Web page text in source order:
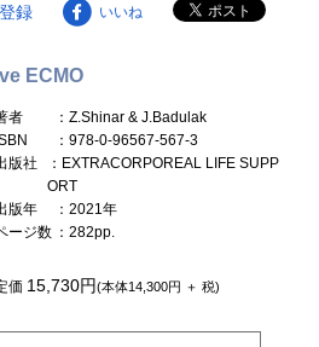
録 いいね
ECMO
者
：Z.Shinar & J.Badulak
：978-0-96567-567-3
版社
：EXTRACORPOREAL LIFE SUPP
ORT
版年
：2021年
ージ数 ：282pp.
価 15,730円(本体14,300円 ＋ 税)